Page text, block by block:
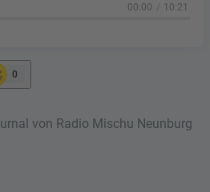
00:00 10:21
0
von Radio Mischu Neunburg